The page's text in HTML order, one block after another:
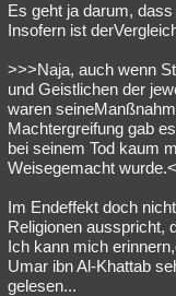
Es geht ja darum,
Insofern ist
>>>Naja, auch wenn
und Geistlichen der
waren
Machtergreifung gab
bei seinem Tod kaum
Weisegemacht
Im Endeffekt doch
Religionen ausspricht,
Ich kann mich
Umar ibn Al-Khattab
gelesen...